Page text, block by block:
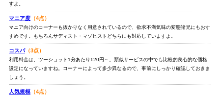
すよ。
マニア度 （4点）
マニア向けのコーナーも抜かりなく用意されているので、欲求不満気味の変態諸兄にもおす
すめです。もちろんサディスト・マゾヒストどちらにも対応していますよ。
コスパ（3点）
利用料金は、ツーショット1分あたり120円～。類似サービスの中でも比較的良心的な価格
設定になっていますね。コーナーによって多少異なるので、事前にしっかり確認しておきま
しょう。
人気規模 （4点）